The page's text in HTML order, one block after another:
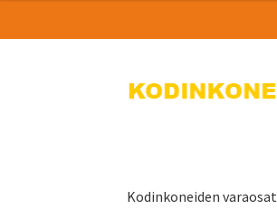
Siirry
Siirry
Kodinkoneiden varaosat